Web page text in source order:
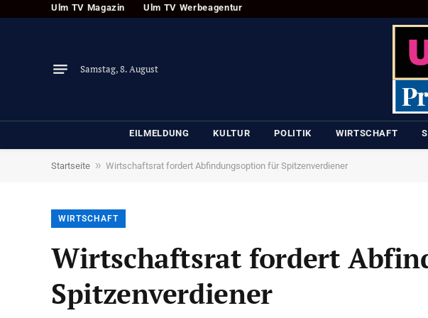
Ulm TV Magazin Ulm TV Werbeagentur
Samstag, 8. August
EILMELDUNG KULTUR POLITIK WIRTSCHAFT
Startseite » Wirtschaftsrat fordert Abfindungsoption für Spitzenverdiener
WIRTSCHAFT
Wirtschaftsrat fordert
Spitzenverdiener